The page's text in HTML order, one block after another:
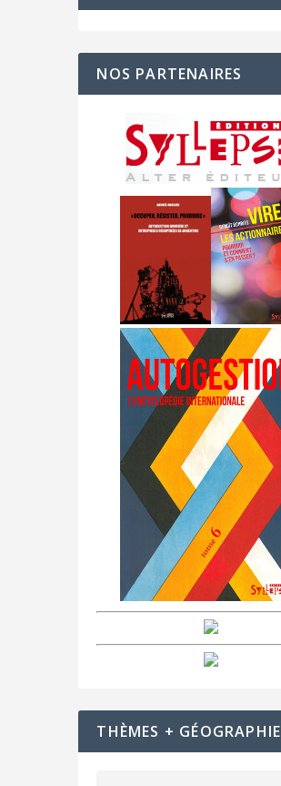
NOS PARTENAIRES
THÈMES + GÉOGRAPHIE